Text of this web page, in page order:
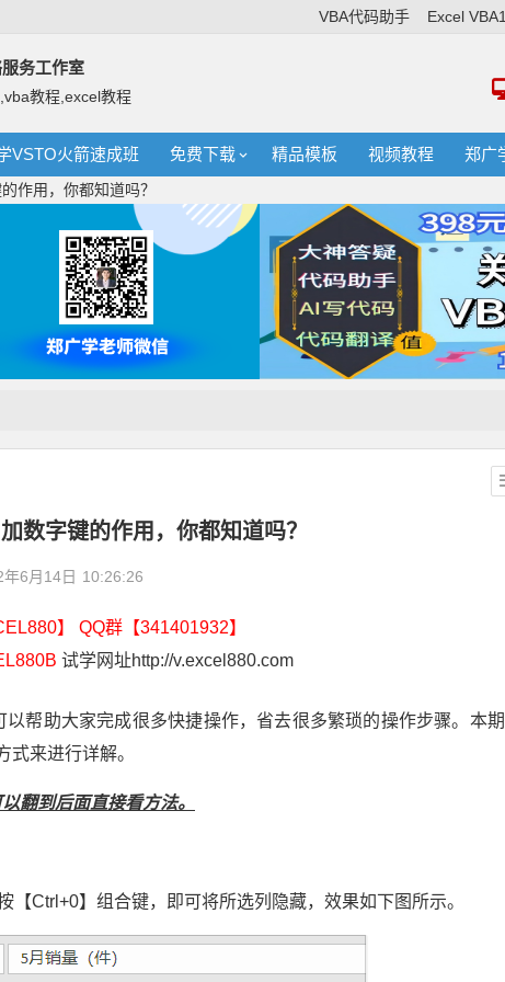
VBA代码助手 Excel
务工作室
教程,excel教程
VSTO火箭速成班 免费下载 精品模板 视频教程 郑广
作用，你都知道吗？
数字键的作用，你都知道吗？
年6月14日 10:26:26
】 QQ群【341401932】
试学网址http://v.excel880.com
帮助大家完成很多快捷操作，省去很多繁琐的操作步骤。本
来进行详解。
翻到后面直接看方法。
Ctrl+0】组合键，即可将所选列隐藏，效果如下图所示。